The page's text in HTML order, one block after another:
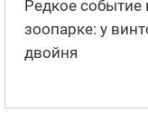
Редкое
зоопарке: у
двойня